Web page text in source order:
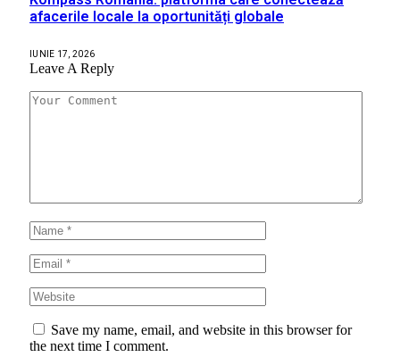
afacerile locale la oportunități globale
IUNIE 17, 2026
Leave A Reply
Save my name, email, and website in this browser for
the next time I comment.